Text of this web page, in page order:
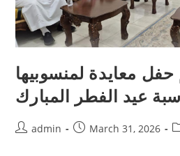
حفل معايدة لمنسوبيها
عيد الفطر المبارك
admin March 31, 2026